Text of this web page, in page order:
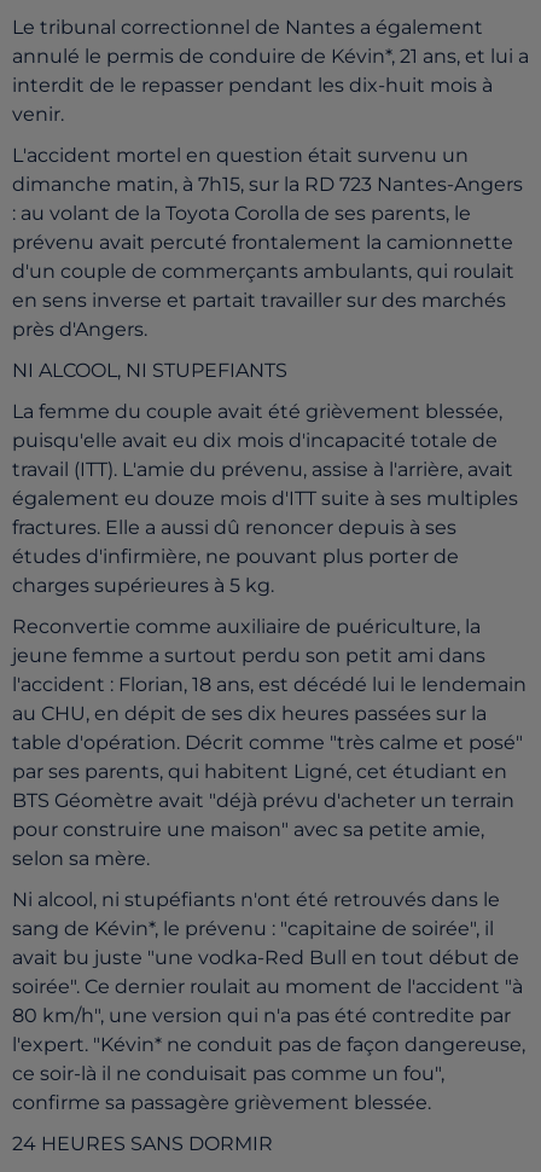
Le tribunal correctionnel de Nantes a également
annulé le permis de conduire de Kévin*, 21 ans, et lui a
interdit de le repasser pendant les dix-huit mois à
venir.
L'accident mortel en question était survenu un
dimanche matin, à 7h15, sur la RD 723 Nantes-Angers
: au volant de la Toyota Corolla de ses parents, le
prévenu avait percuté frontalement la camionnette
d'un couple de commerçants ambulants, qui roulait
en sens inverse et partait travailler sur des marchés
près d'Angers.
NI ALCOOL, NI STUPEFIANTS
La femme du couple avait été grièvement blessée,
puisqu'elle avait eu dix mois d'incapacité totale de
travail (ITT). L'amie du prévenu, assise à l'arrière, avait
également eu douze mois d'ITT suite à ses multiples
fractures. Elle a aussi dû renoncer depuis à ses
études d'infirmière, ne pouvant plus porter de
charges supérieures à 5 kg.
Reconvertie comme auxiliaire de puériculture, la
jeune femme a surtout perdu son petit ami dans
l'accident : Florian, 18 ans, est décédé lui le lendemain
au CHU, en dépit de ses dix heures passées sur la
table d'opération. Décrit comme "très calme et posé"
par ses parents, qui habitent Ligné, cet étudiant en
BTS Géomètre avait "déjà prévu d'acheter un terrain
pour construire une maison" avec sa petite amie,
selon sa mère.
Ni alcool, ni stupéfiants n'ont été retrouvés dans le
sang de Kévin*, le prévenu : "capitaine de soirée", il
avait bu juste "une vodka-Red Bull en tout début de
soirée". Ce dernier roulait au moment de l'accident "à
80 km/h", une version qui n'a pas été contredite par
l'expert. "Kévin* ne conduit pas de façon dangereuse,
ce soir-là il ne conduisait pas comme un fou",
confirme sa passagère grièvement blessée.
24 HEURES SANS DORMIR